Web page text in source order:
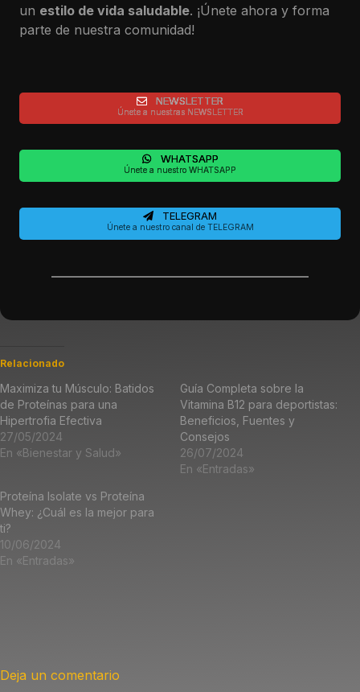
un estilo de vida saludable. ¡Únete ahora y forma
parte de nuestra comunidad!
NEWSLETTER
Únete a nuestras NEWSLETTER
WHATSAPP
Únete a nuestro WHATSAPP
TELEGRAM
Únete a nuestro canal de TELEGRAM
Relacionado
Maximiza tu Músculo: Batidos
de Proteínas para una
Hipertrofia Efectiva
27/05/2024
En «Bienestar y Salud»
Guía Completa sobre la
Vitamina B12 para deportistas:
Beneficios, Fuentes y
Consejos
26/07/2024
En «Entradas»
Proteína Isolate vs Proteína
Whey: ¿Cuál es la mejor para
ti?
10/06/2024
En «Entradas»
Deja un comentario